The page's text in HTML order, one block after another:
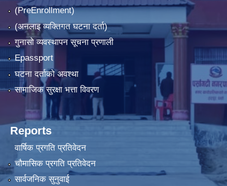
(PreEnrollment)
(अनलाइ व्यक्तिगत घटना दर्ता)
गुनासो व्यवस्थापन सूचना प्रणाली
Epassport
घटना दर्ताको अवश्था
सामाजिक सुरक्षा भत्ता विवरण
Reports
वार्षिक प्रगति प्रतिवेदन
चौमासिक प्रगति प्रतिवेदन
सार्वजनिक सुनुवाई